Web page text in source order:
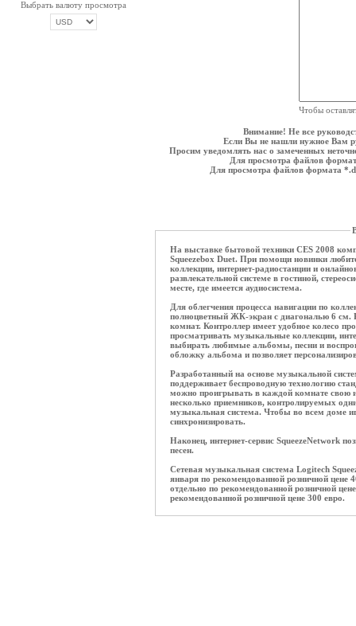
Выбрать валюту просмотра
Чтобы
Внимание! Не все
Если Вы не нашли нужное Вам
Просим уведомлять нас о замеченных
Для просмотра файлов
Для просмотра файлов формата
На выставке бытовой техники CES 2008
Squeezebox Duet. При помощи новинки
коллекции, интернет-радиостанции и
развлекательной системе в гостиной,
месте, где имеется аудиосистема.
Для облегчения процесса навигации по
полноцветный ЖК-экран с диагональю 6 см.
комнат. Контроллер имеет удобное колесо
просматривать музыкальные коллекции,
выбирать любимые альбомы, песни и
обложку альбома и позволяет
Разработанный на основе музыкальной
поддерживает беспроводную технологию
можно проигрывать в каждой комнате свою
несколько приемников, контролируемых
музыкальная система. Чтобы во всем доме
синхронизировать.
Наконец, интернет-сервис SqueezeNetwork
песен.
Сетевая музыкальная система Logitech
января по рекомендованной розничной
отдельно по рекомендованной розничной
рекомендованной розничной цене 300 евро.